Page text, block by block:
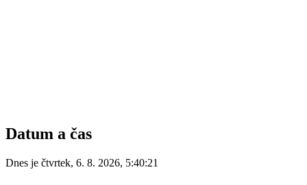
Datum a čas
Dnes je čtvrtek, 6. 8. 2026, 5:40:21